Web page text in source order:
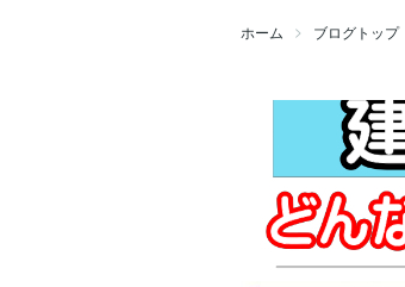
ホーム ブログトップ